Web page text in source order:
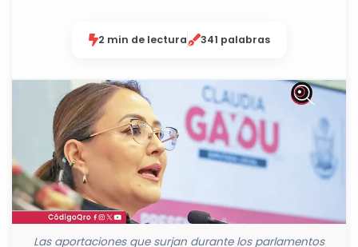
2 min de lectura 341 palabras
Las aportaciones que surjan durante los parlamentos